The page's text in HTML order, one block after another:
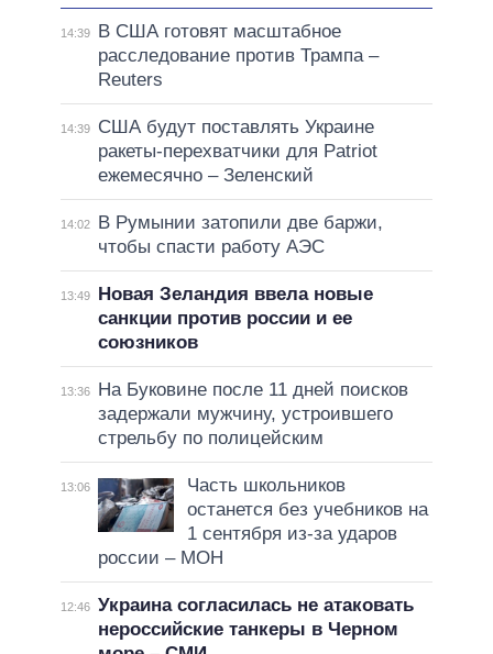
14:39
В США готовят масштабное
расследование против Трампа –
Reuters
14:39
США будут поставлять Украине
ракеты-перехватчики для Patriot
ежемесячно – Зеленский
14:02
В Румынии затопили две баржи,
чтобы спасти работу АЭС
13:49
Новая Зеландия ввела новые
санкции против россии и ее
союзников
13:36
На Буковине после 11 дней поисков
задержали мужчину, устроившего
стрельбу по полицейским
13:06
Часть школьников
останется без учебников на
1 сентября из-за ударов
россии – МОН
12:46 Украина согласилась не атаковать
нероссийские танкеры в Черном